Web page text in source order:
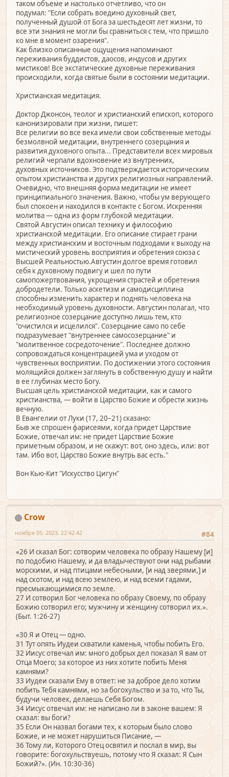
таком объеме и настолько отчетливо, что он
подумал: "Если собрать воедино духовный свет,
полученный душой от Бога за шестьдесят лет жизни, то
все эти знания не могли бы сравниться с тем, что пришло
ко мне в момент озарения".
Как близко описанные ощущения напоминают
переживания буддистов, даосов, индусов и других
мистиков! Все экстатические духовные переживания
происходили, когда святые были в состоянии медитации.
Христианская медитация.
Доктор Джонсон, теолог и христианский епископ, которого
канонизировали при жизни, пишет:
Все религии во все века имели свои собственные методы
безмолвной медитации, внутреннего созерцания и
развития духовного опыта... Представители всех мировых
религий черпали вдохновение из внутренних,
духовных источников. Это подтверждается историческим
опытом христианства и других религиозных направлений.
Очевидно, что внешняя форма медитации не имеет
принципиального значения. Важно, чтобы ум верующего
был спокоен и находился в контакте с Богом. Искренняя
молитва — одна из форм глубокой медитации.
Святой Августин описал технику и философию
христианской медитации. Его описание стирает грани
между христианским и восточным подходами к выходу на
мистический уровень восприятия и обретения союза с
Высшей Реальностью.Августин долгое время готовил
себя к духовному подвигу и шел по пути
самопожертвования, укрощения страстей и обретения
добродетели. Только аскетизм и самодисциплина
способны изменить характер и поднять человека на
необходимый уровень духовности. Августин полагал, что
религиозное созерцание доступно лишь тем, кто
"очистился и исцелился". Созерцание само по себе
подразумевает "внутреннее самосозерцание" и
"молитвенное сосредоточение". Последнее должно
сопровождаться концентрацией ума и уходом от
чувственных восприятии. По достижении этого состояния
молящийся должен заглянуть в собственную душу и найти
в ее глубинах место Богу.
Высшая цель христианской медитации, как и самого
христианства, — войти в Царство Божие и обрести жизнь
вечную.
В Евангелии от Луки (17, 20–21) сказано:
Быв же спрошен фарисеями, когда придет Царствие
Божие, отвечал им: не придет Царствие Божие
приметным образом, и не скажут: вот, оно здесь, или: вот
там. Ибо вот, Царство Божие внутрь вас есть."
Вон Кью-Кит "Искусство Цигун"
Crow
#84
ноября 05, 2023, 22:42:42
«26 И сказал Бог: сотворим человека по образу Нашему [и]
по подобию Нашему, и да владычествуют они над рыбами
морскими, и над птицами небесными, [и над зверями,] и
над скотом, и над всею землею, и над всеми гадами,
пресмыкающимися по земле.
27 И сотворил Бог человека по образу Своему, по образу
Божию сотворил его; мужчину и женщину сотворил их.».
(Быт. 1:26-27)
«30 Я и Отец — одно.
31 Тут опять Иудеи схватили каменья, чтобы побить Его.
32 Иисус отвечал им: много добрых дел показал Я вам от
Отца Моего; за которое из них хотите побить Меня
камнями?
33 Иудеи сказали Ему в ответ: не за доброе дело хотим
побить Тебя камнями, но за богохульство и за то, что Ты,
будучи человек, делаешь Себя Богом.
34 Иисус отвечал им: не написано ли в законе вашем: Я
сказал: вы боги?
35 Если Он назвал богами тех, к которым было слово
Божие, и не может нарушиться Писание, —
36 Тому ли, Которого Отец освятил и послал в мир, вы
говорите: богохульствуешь, потому что Я сказал: Я Сын
Божий?». (Ин. 10:30-36)